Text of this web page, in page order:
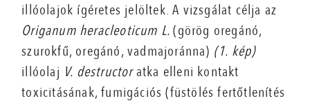
illóolajok ígéretes jelöltek. A vizsgálat célja az
Origanum heracleoticum L.(görög oregánó,
szurokfű, oregánó, vadmajoránna) (1. kép)
illóolaj V. destructoratka elleni kontakt
toxicitásának, fumigációs (füstölés fertőtlenítés